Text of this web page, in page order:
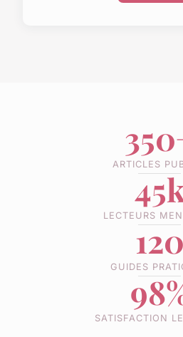
ARTICLES
LECTEURS
120
GUIDES
SATISFACTION